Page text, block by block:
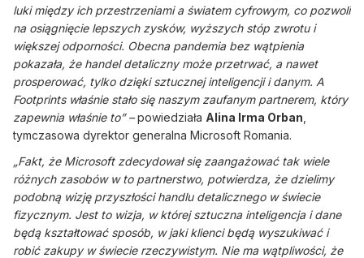
luki między ich przestrzeniami a światem cyfrowym, co pozwoli
na osiągnięcie lepszych zysków, wyższych stóp zwrotu i
większej odporności. Obecna pandemia bez wątpienia
pokazała, że handel detaliczny może przetrwać, a nawet
prosperować, tylko dzięki sztucznej inteligencji i danym. A
Footprints właśnie stało się naszym zaufanym partnerem, który
zapewnia właśnie to” –powiedziała Alina Irma Orban
tymczasowa dyrektor generalna Microsoft Romania.
„Fakt, że Microsoft zdecydował się zaangażować tak wiele
różnych zasobów w to partnerstwo, potwierdza, że dzielimy
podobną wizję przyszłości handlu detalicznego w świecie
fizycznym. Jest to wizja, w której sztuczna inteligencja i dane
będą kształtować sposób, w jaki klienci będą wyszukiwać i
robić zakupy w świecie rzeczywistym. Nie ma wątpliwości, że